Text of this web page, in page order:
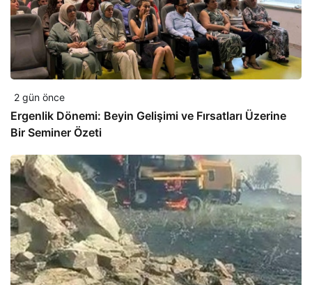
2 gün önce
Ergenlik Dönemi: Beyin Gelişimi ve Fırsatları Üzerine
Bir Seminer Özeti